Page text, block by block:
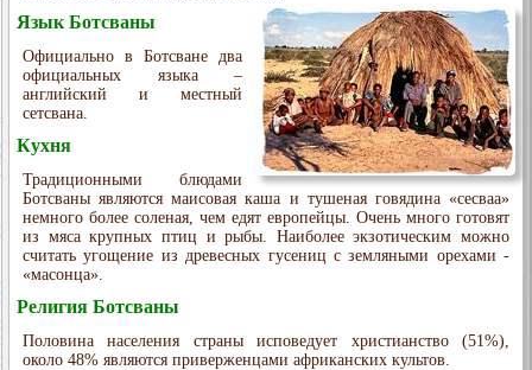
Язык Ботсваны
Официально в Ботсване два
официальных языка –
английский и местный
сетсвана.
Кухня
Традиционными блюдами
Ботсваны являются маисовая каша и тушеная говядина «сесваа»
немного более соленая, чем едят европейцы. Очень много готовят
из мяса крупных птиц и рыбы. Наиболее экзотическим можно
считать угощение из древесных гусениц с земляными орехами -
«масонца».
Религия Ботсваны
Половина населения страны исповедует христианство (51%),
около 48% являются приверженцами африканских культов.